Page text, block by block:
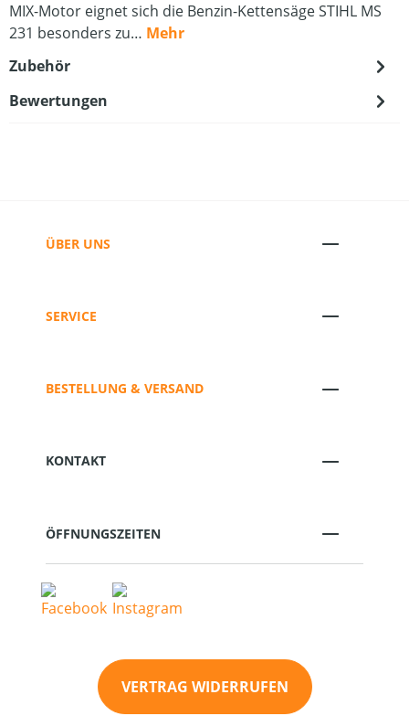
MIX-Motor eignet sich die Benzin-Kettensäge STIHL MS
231 besonders zu… Mehr
Zubehör
Bewertungen
ÜBER UNS
SERVICE
BESTELLUNG & VERSAND
KONTAKT
ÖFFNUNGSZEITEN
VERTRAG WIDERRUFEN